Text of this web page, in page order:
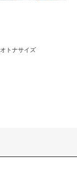
オトナサイズ